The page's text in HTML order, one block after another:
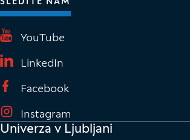
SLEDITE NAM
YouTube
LinkedIn
Facebook
Instagram
Univerza v Ljubljani